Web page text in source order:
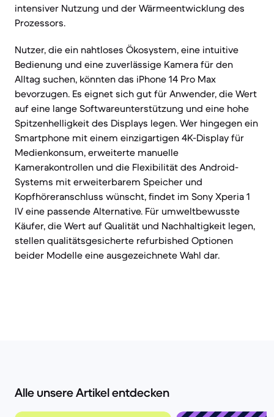
intensiver Nutzung und der Wärmeentwicklung des
Prozessors.
Nutzer, die ein nahtloses Ökosystem, eine intuitive
Bedienung und eine zuverlässige Kamera für den
Alltag suchen, könnten das iPhone 14 Pro Max
bevorzugen. Es eignet sich gut für Anwender, die Wert
auf eine lange Softwareunterstützung und eine hohe
Spitzenhelligkeit des Displays legen. Wer hingegen ein
Smartphone mit einem einzigartigen 4K-Display für
Medienkonsum, erweiterte manuelle
Kamerakontrollen und die Flexibilität des Android-
Systems mit erweiterbarem Speicher und
Kopfhöreranschluss wünscht, findet im Sony Xperia 1
IV eine passende Alternative. Für umweltbewusste
Käufer, die Wert auf Qualität und Nachhaltigkeit legen,
stellen qualitätsgesicherte refurbished Optionen
beider Modelle eine ausgezeichnete Wahl dar.
Alle unsere Artikel entdecken